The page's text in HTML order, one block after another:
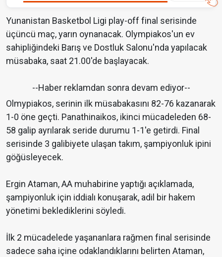
Yunanistan Basketbol Ligi play-off final serisinde
üçüncü maç, yarın oynanacak. Olympiakos'un ev
sahipliğindeki Barış ve Dostluk Salonu'nda yapılacak
müsabaka, saat 21.00'de başlayacak.
--Haber reklamdan sonra devam ediyor--
Olmypiakos, serinin ilk müsabakasını 82-76 kazanarak
1-0 öne geçti. Panathinaikos, ikinci mücadeleden 68-
58 galip ayrılarak seride durumu 1-1'e getirdi. Final
serisinde 3 galibiyete ulaşan takım, şampiyonluk ipini
göğüsleyecek.
Ergin Ataman, AA muhabirine yaptığı açıklamada,
şampiyonluk için iddialı konuşarak, adil bir hakem
yönetimi beklediklerini söyledi.
İlk 2 mücadelede yaşananlara rağmen final serisinde
sadece saha içine odaklandıklarını belirten Ataman,